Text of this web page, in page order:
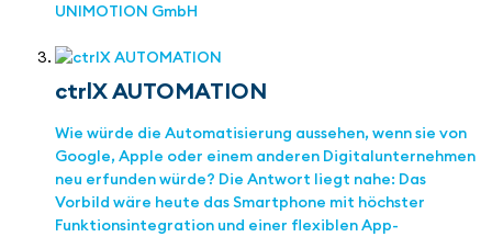
UNIMOTION GmbH
ctrlX AUTOMATION
Wie würde die Automatisierung aussehen, wenn sie von
Google, Apple oder einem anderen Digitalunternehmen
neu erfunden würde? Die Antwort liegt nahe: Das
Vorbild wäre heute das Smartphone mit höchster
Funktionsintegration und einer flexiblen App-